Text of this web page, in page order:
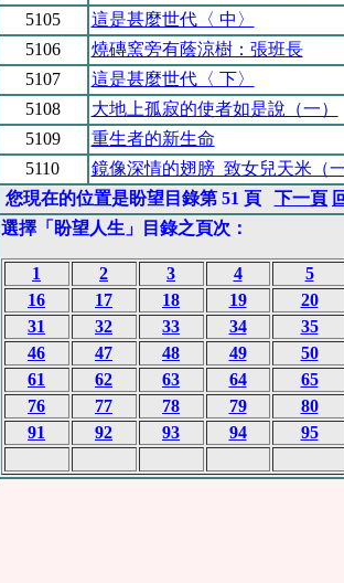
5105
這是甚麼世代〈 中〉
5106
燒磚窯旁有蔭涼樹：張班長
5107
這是甚麼世代〈 下〉
5108
大地上孤寂的使者如是說（一）
5109
重生者的新生命
5110
鏡像深情的翅膀 致女兒天米（
您現在的位置是盼望目錄第 51 頁
下一頁
選擇「盼望人生」目錄之頁次：
1 2 3 4 5
16
17 18 19 20
31
32 33 34 35
46
47 48 49 50
61
62 63 64 65
76
77 78 79 80
91
92 93 94 95